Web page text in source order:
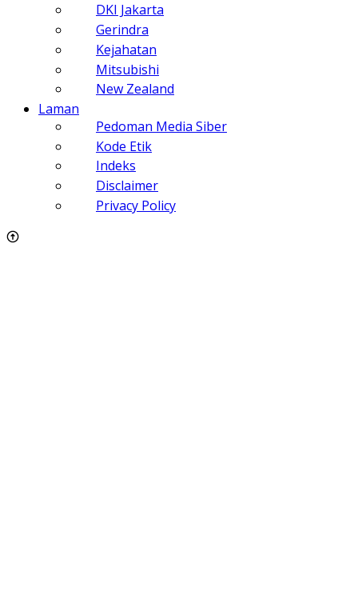
DKI Jakarta
Gerindra
Kejahatan
Mitsubishi
New Zealand
Laman
Pedoman Media Siber
Kode Etik
Indeks
Disclaimer
Privacy Policy